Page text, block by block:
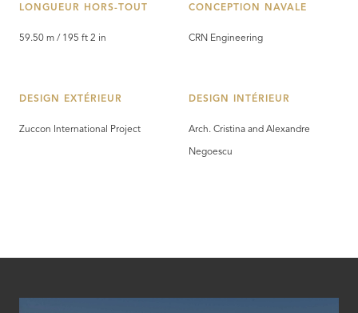
LONGUEUR HORS-TOUT
59.50 m / 195 ft 2 in
CONCEPTION NAVALE
CRN Engineering
DESIGN EXTÉRIEUR
Zuccon International Project
DESIGN INTÉRIEUR
Arch. Cristina and Alexandre
Negoescu